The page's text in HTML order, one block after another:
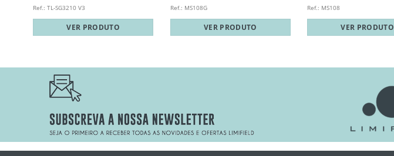
Ref.: TL-SG3210 V3
VER PRODUTO
Ref.: MS108G
VER PRODUTO
Ref.: MS108
VER PRODUTO